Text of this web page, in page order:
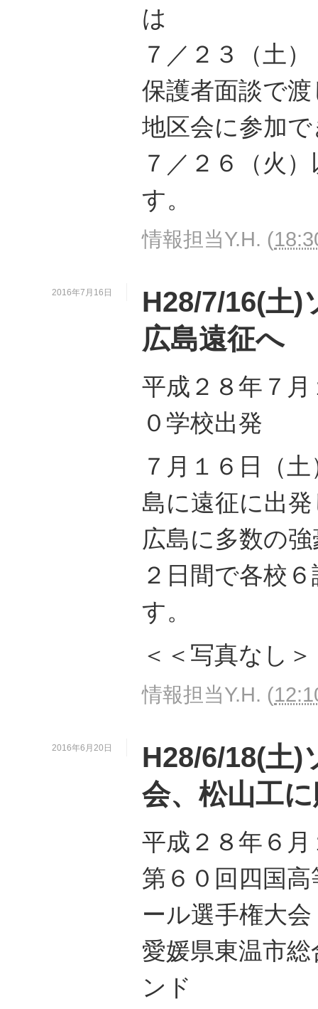
は
７／２３（土
保護者面談で
地区会に参加
７／２６（火
す。
情報担当Y.H. (
2016年7月16日
H28/7/16(土)
広島遠征へ
平成２８年７
０学校出発
７月１６日（
島に遠征に出
広島に多数の
２日間で各校
す。
＜＜写真なし
情報担当Y.H. (
2016年6月20日
H28/6/18(土)
会、松山工
平成２８年６
第６０回四国
ール選手権大会
愛媛県東温市
ンド